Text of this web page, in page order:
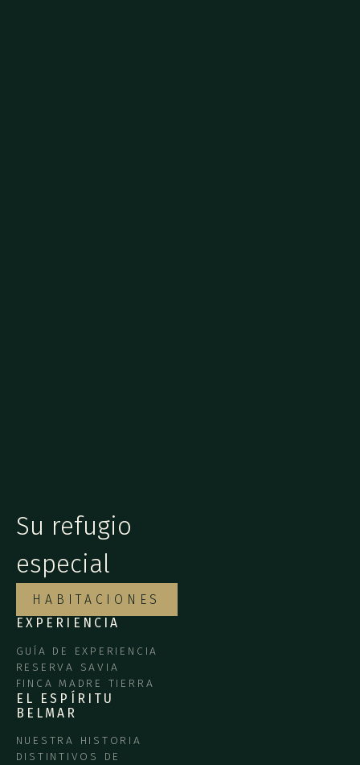
Su refugio
especial
HABITACIONES
EXPERIENCIA
GUÍA DE EXPERIENCIA
RESERVA SAVIA
FINCA MADRE TIERRA
EL ESPÍRITU
BELMAR
NUESTRA HISTORIA
DISTINTIVOS DE